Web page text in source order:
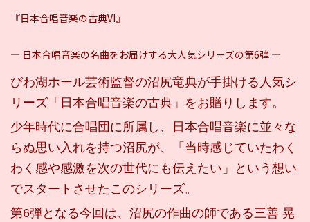
『日本合唱音楽の古典VI』
― 日本合唱音楽の名曲をお届けする大人気シリーズの第6弾 ―
びわ湖ホール芸術監督の沼尻竜典が手掛ける人気シ
リーズ「日本合唱音楽の古典」をお贈りします。
少年時代に合唱団に所属し、日本合唱音楽に並々な
らぬ思い入れを持つ沼尻が、「当時感じていたわく
わく感や感激を次の世代にも伝えたい」という想い
でスタートさせたこのシリーズ。
第6弾となる今回は、沼尻の作曲の師である三善 晃